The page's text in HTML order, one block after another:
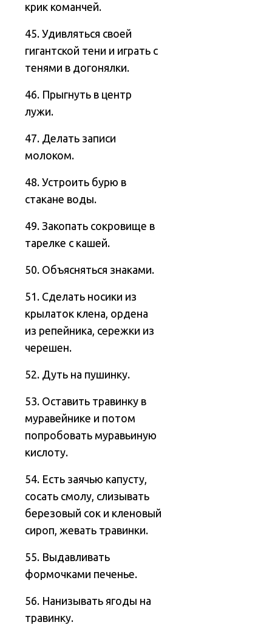
крик команчей.
45. Удивляться своей
гигантской тени и играть с
тенями в догонялки.
46. Прыгнуть в центр
лужи.
47. Делать записи
молоком.
48. Устроить бурю в
стакане воды.
49. Закопать сокровище в
тарелке с кашей.
50. Объясняться знаками.
51. Сделать носики из
крылаток клена, ордена
из репейника, сережки из
черешен.
52. Дуть на пушинку.
53. Оставить травинку в
муравейнике и потом
попробовать муравьиную
кислоту.
54. Есть заячью капусту,
сосать смолу, слизывать
березовый сок и кленовый
сироп, жевать травинки.
55. Выдавливать
формочками печенье.
56. Нанизывать ягоды на
травинку.